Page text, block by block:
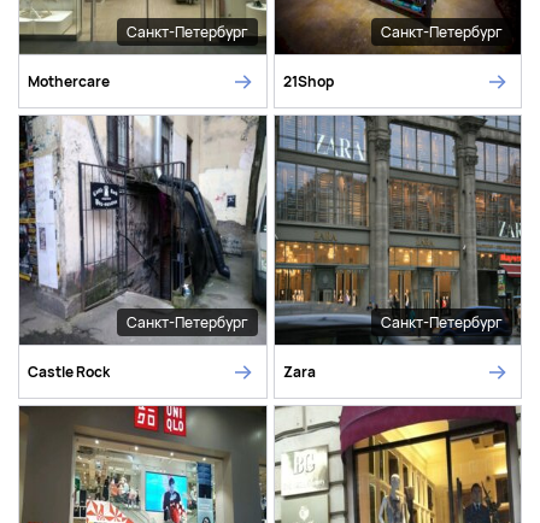
Санкт-Петербург
Mothercare
Санкт-Петербург
21Shop
Санкт-Петербург
Castle Rock
Санкт-Петербург
Zara